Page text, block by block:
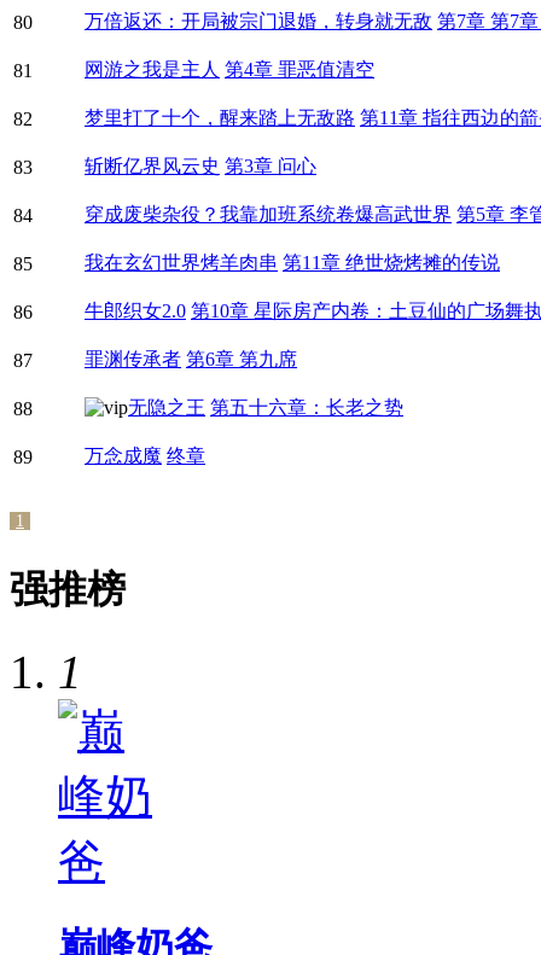
80 万倍返还：开局被宗门退婚，转身就无敌 第7章 第7
81 网游之我是主人 第4章 罪恶值清空
82 梦里打了十个，醒来踏上无敌路 第11章 指往西边的
83 斩断亿界风云史 第3章 问心
84 穿成废柴杂役？我靠加班系统卷爆高武世界 第5章 李
85 我在玄幻世界烤羊肉串 第11章 绝世烧烤摊的传说
86 牛郎织女2.0 第10章 星际房产内卷：土豆仙的广场舞
87 罪渊传承者 第6章 第九席
88 无隐之王 第五十六章：长老之势
89 万念成魔 终章
1
强推榜
1
巅峰奶爸